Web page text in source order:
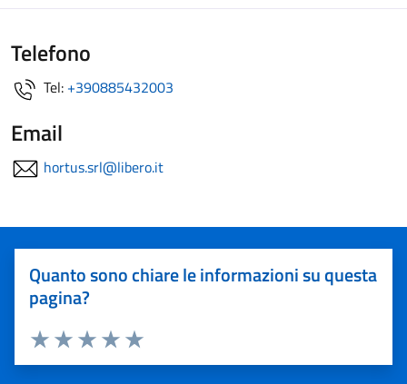
Telefono
Tel: +390885432003
Email
hortus.srl@libero.it
Quanto sono chiare le informazioni su questa
pagina?
Valuta 5 stelle su 5
Valuta 4 stelle su 5
Valuta 3 stelle su 5
Valuta 2 stelle su 5
Valuta 1 stelle su 5